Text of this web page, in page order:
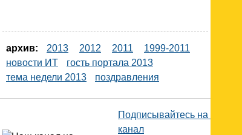
архив: 2013 2012 2011
1999-2011
новости ИТ
гость портала 2013
тема недели 2013
поздравления
Подписывайтесь на наш
канал